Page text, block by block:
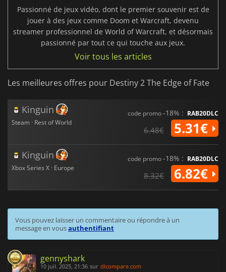
Passionné de jeux vidéo, dont le premier souvenir est de
jouer à des jeux comme Doom et Warcraft, devenu
streamer professionnel de World of Warcraft, et désormais
passionné par tout ce qui touche aux jeux.
Voir tous les articles
Les meilleures offres pour Destiny 2 The Edge of Fate
Kinguin
Steam · Rest of World
code promo-18% : RAB20DLC
6.48€ 5.31€
Kinguin
Xbox Series X · Europe
code promo-18% : RAB20DLC
8.32€ 6.82€
Vous pouvez laisser un commentaire ou répondre à un
message en vousauthentifiant
gennyshark
10 juil. 2025, 21:36 sur dlcompare.com